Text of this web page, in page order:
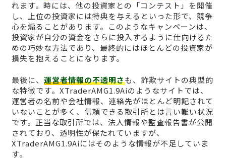
れます。時には、他の投資家との「コンテスト」を開催
し、上位の投資家には特典を与えるといった形で、競争
心を煽ることがあります。このようなキャンペーンは、
投資家が自分の資金をさらに投入するように仕向けるた
めの巧妙な方法であり、最終的にはほとんどの投資家が
損失を抱えることになります。
最後に、 運営者情報の不透明さも、詐欺サイトの典型的
な特徴です。XTraderAMG1.9Aiのようなサイトでは、
運営者の名前や会社情報、連絡先がほとんど明記されて
いないことが多く、信頼できる取引所とは言い難い状況
です。正当な取引所では、法人情報や監査報告書が公開
されており、透明性が保たれていますが、
XTraderAMG1.9Aiにはそのような情報が不足していま
す。